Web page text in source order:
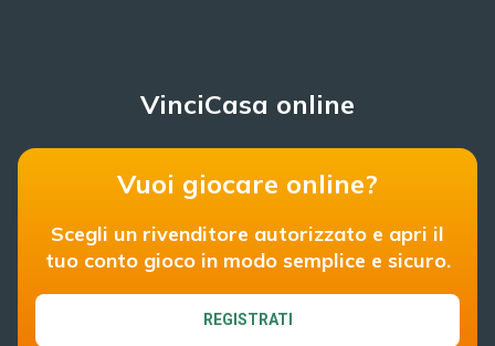
VinciCasa online
Vuoi giocare online?
Scegli un rivenditore autorizzato e apri il
tuo conto gioco in modo semplice e sicuro.
REGISTRATI